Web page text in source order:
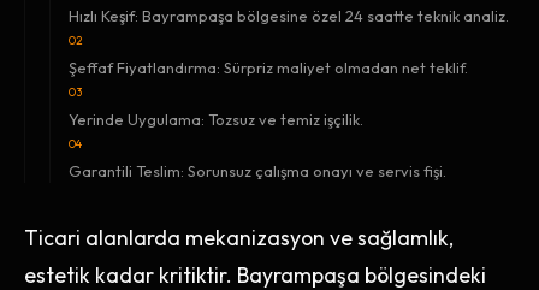
Hızlı Keşif: Bayrampaşa bölgesine özel 24 saatte teknik analiz.
02
Şeffaf Fiyatlandırma: Sürpriz maliyet olmadan net teklif.
03
Yerinde Uygulama: Tozsuz ve temiz işçilik.
04
Garantili Teslim: Sorunsuz çalışma onayı ve servis fişi.
Ticari alanlarda mekanizasyon ve sağlamlık,
estetik kadar kritiktir. Bayrampaşa bölgesindeki